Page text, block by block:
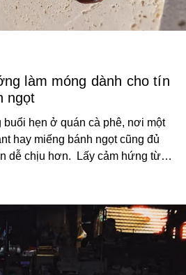
làm móng dành cho tín
ngọt
hẹn ở quán cà phê, nơi một
hay miếng bánh ngọt cũng đủ
dễ chịu hơn.
Lấy cảm hứng từ
sữa, kem, trắng ngà cùng những
không gian quen thuộc của
là những mẫu nail được yêu thích